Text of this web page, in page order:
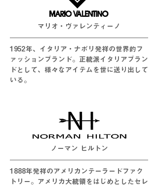
マリオ・ヴァレンティーノ
1952年、イタリア・ナポリ発祥の世界的フ
ァッションブランド。正統派イタリアブラン
ドとして、様々なアイテムを世に送り出して
いる。
ノーマン ヒルトン
1888年発祥のアメリカンテーラードファク
トリー。アメリカ大統領をはじめとしたセレ